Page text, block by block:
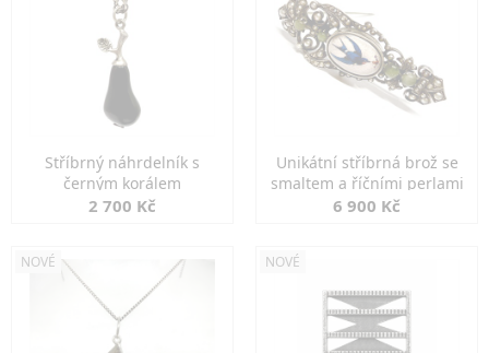
Stříbrný náhrdelník s
černým korálem
2 700 Kč
Unikátní stříbrná brož se
smaltem a říčními perlami
6 900 Kč
NOVÉ NOVÉ